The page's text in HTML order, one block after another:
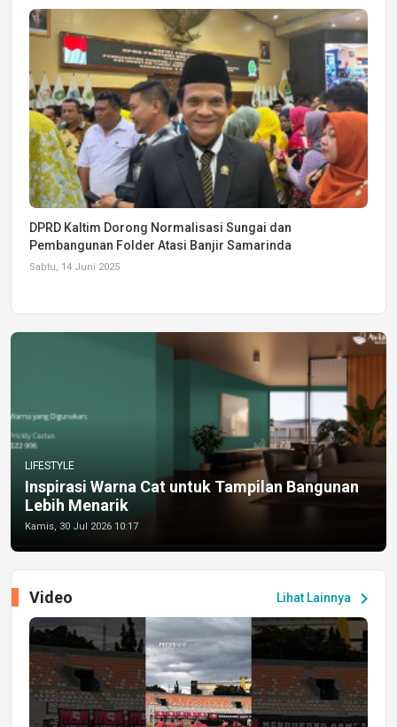
DPRD Kaltim Dorong Normalisasi Sungai dan
Pembangunan Folder Atasi Banjir Samarinda
Sabtu, 14 Juni 2025
LIFESTYLE
Inspirasi Warna Cat untuk Tampilan Bangunan
Lebih Menarik
Kamis, 30 Jul 2026 10:17
Lihat Lainnya chevron_right
Video